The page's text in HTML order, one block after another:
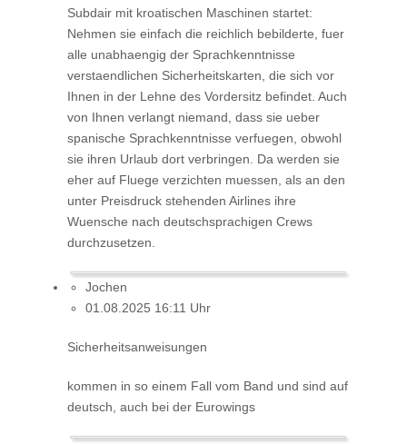
Subdair mit kroatischen Maschinen startet:
Nehmen sie einfach die reichlich bebilderte, fuer
alle unabhaengig der Sprachkenntnisse
verstaendlichen Sicherheitskarten, die sich vor
Ihnen in der Lehne des Vordersitz befindet. Auch
von Ihnen verlangt niemand, dass sie ueber
spanische Sprachkenntnisse verfuegen, obwohl
sie ihren Urlaub dort verbringen. Da werden sie
eher auf Fluege verzichten muessen, als an den
unter Preisdruck stehenden Airlines ihre
Wuensche nach deutschsprachigen Crews
durchzusetzen.
Jochen
01.08.2025 16:11 Uhr
Sicherheitsanweisungen
kommen in so einem Fall vom Band und sind auf
deutsch, auch bei der Eurowings